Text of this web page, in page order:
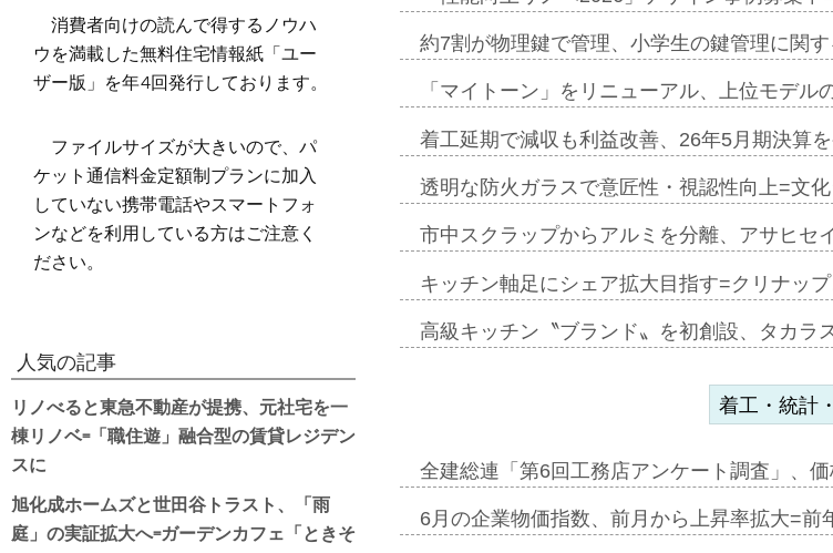
約7割が物理鍵で管理、小学生の鍵管理に関
「マイトーン」をリニューアル、上位モデ
着工延期で減収も利益改善、26年5月期決算
透明な防火ガラスで意匠性・視認性向上=文
市中スクラップからアルミを分離、アサヒ
キッチン軸足にシェア拡大目指す=クリナッ
高級キッチン〝ブランド〟を初創設、タカ
着工・統計
全建総連「第6回工務店アンケート調査」、
6月の企業物価指数、前月から上昇率拡大=
消費者向けの読んで得するノウハ
ウを満載した無料住宅情報紙「ユー
ザー版」を年4回発行しております。
ファイルサイズが大きいので、パ
ケット通信料金定額制プランに加入
していない携帯電話やスマートフォ
ンなどを利用している方はご注意く
ださい。
人気の記事
リノべると東急不動産が提携、元社宅を一
棟リノベ=「職住遊」融合型の賃貸レジデン
スに
旭化成ホームズと世田谷トラスト、「雨
庭」の実証拡大へ=ガーデンカフェ「ときそ